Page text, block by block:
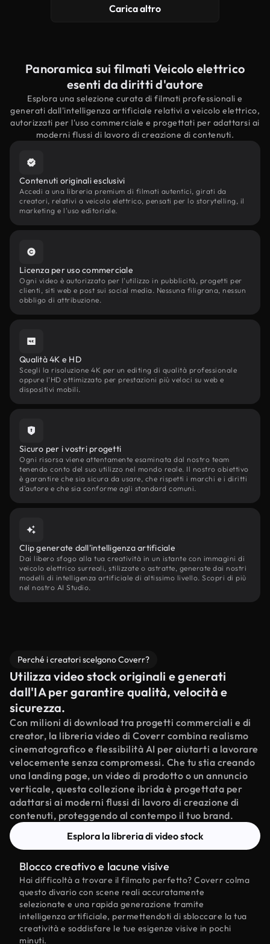
Carica altro
Panoramica sui filmati Veicolo elettrico
esenti da diritti d'autore
Esplora una selezione curata di filmati professionali e
generati dall'intelligenza artificiale relativi a veicolo elettrico,
autorizzati per l'uso commerciale e progettati per adattarsi ai
moderni flussi di lavoro di creazione di contenuti.
Contenuti originali esclusivi
Accedi a una libreria premium di filmati autentici, girati da
creatori, relativi a veicolo elettrico, pensati per lo storytelling, il
marketing e l'uso editoriale.
Licenza per uso commerciale
Ogni video è autorizzato per l'utilizzo in pubblicità, progetti per
clienti, siti web e post sui social media. Nessuna filigrana, nessun
obbligo di attribuzione.
Qualità 4K e HD
Scegli la risoluzione 4K per un editing di qualità professionale
oppure l'HD ottimizzato per prestazioni più veloci su web e
dispositivi mobili.
Sicuro per i vostri progetti
Ogni risorsa viene attentamente esaminata dal nostro team
tenendo conto del suo utilizzo nel mondo reale. Il nostro obiettivo
è garantire che sia sicura da usare, che rispetti i marchi e i diritti
d'autore e che sia conforme agli standard comuni.
Clip generate dall'intelligenza artificiale
Dai libero sfogo alla tua creatività in un istante con immagini di
veicolo elettrico surreali, stilizzate o astratte, generate dai nostri
modelli di intelligenza artificiale di altissimo livello. Scopri di più
nel nostro AI Studio.
Perché i creatori scelgono Coverr?
Utilizza video stock originali e generati
dall'IA per garantire qualità, velocità e
sicurezza.
Con milioni di download tra progetti commerciali e di
creator, la libreria video di Coverr combina realismo
cinematografico e flessibilità AI per aiutarti a lavorare
velocemente senza compromessi. Che tu stia creando
una landing page, un video di prodotto o un annuncio
verticale, questa collezione ibrida è progettata per
adattarsi ai moderni flussi di lavoro di creazione di
contenuti, proteggendo al contempo il tuo brand.
Esplora la libreria di video stock
Blocco creativo e lacune visive
Hai difficoltà a trovare il filmato perfetto? Coverr colma
questo divario con scene reali accuratamente
selezionate e una rapida generazione tramite
intelligenza artificiale, permettendoti di sbloccare la tua
creatività e soddisfare le tue esigenze visive in pochi
minuti.